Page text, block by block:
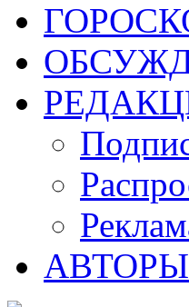
АВТОРЫ